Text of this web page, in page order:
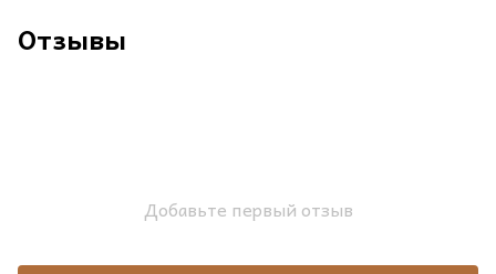
Отзывы
Добавьте первый отзыв